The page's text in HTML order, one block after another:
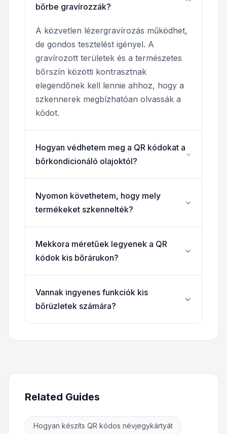
bőrbe gravírozzák?
A közvetlen lézergravírozás működhet,
de gondos tesztelést igényel. A
gravírozott területek és a természetes
bőrszín közötti kontrasztnak
elegendőnek kell lennie ahhoz, hogy a
szkennerek megbízhatóan olvassák a
kódot.
Hogyan védhetem meg a QR kódokat a
bőrkondicionáló olajoktól?
Nyomon követhetem, hogy mely
termékeket szkennelték?
Mekkora méretűek legyenek a QR
kódok kis bőrárukon?
Vannak ingyenes funkciók kis
bőrüzletek számára?
Related Guides
Hogyan készíts QR kódos névjegykártyát